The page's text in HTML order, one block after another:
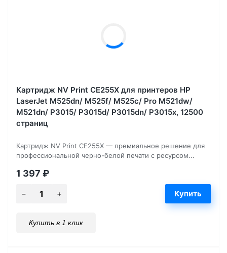
Картридж NV Print CE255X для принтеров HP
LaserJet M525dn/ M525f/ M525c/ Pro M521dw/
M521dn/ P3015/ P3015d/ P3015dn/ P3015x, 12500
страниц
Картридж NV Print CE255X — премиальное решение для
профессиональной черно-белой печати с ресурсом...
1 397 ₽
Купить в 1 клик